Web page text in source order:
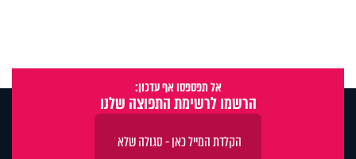
אל תפספסו אף עדכון:
הרשמו לרשימת התפוצה שלנו